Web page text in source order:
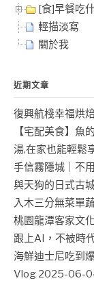
[食]早餐吃
輕描淡寫
關於我
近期文章
復興航棧幸福烘
【宅配美食】魚
湯,在家也能輕鬆
手信霧隱城｜不
與天狗的日式古
入木三分無菜單
桃園龍潭客家文
跟上AI，不被時
海鮮迪士尼吃到
Vlog 2025-06-